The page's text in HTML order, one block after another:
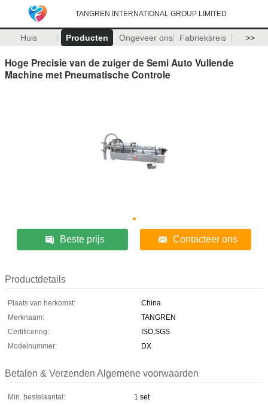
TANGREN INTERNATIONAL GROUP LIMITED
Huis Producten Ongeveer ons Fabrieksreis >>
Hoge Precisie van de zuiger de Semi Auto Vullende
Machine met Pneumatische Controle
Beste prijs Contacteer ons
Productdetails
Plaats van herkomst:
China
Merknaam:
TANGREN
Certificering:
ISO,SGS
Modelnummer:
DX
Betalen & Verzenden Algemene voorwaarden
Min. bestelaantal:
1 set